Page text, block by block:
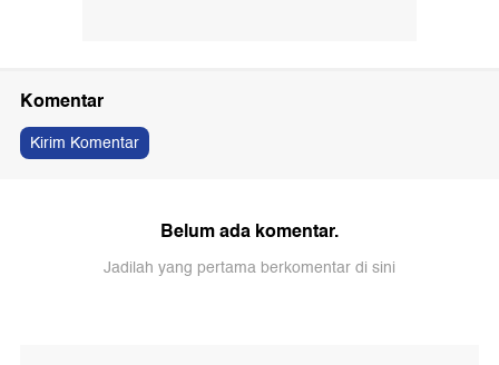
Komentar
Kirim Komentar
Belum ada komentar.
Jadilah yang pertama berkomentar di sini